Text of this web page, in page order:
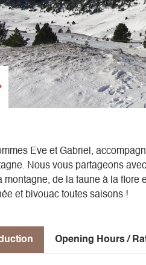
Eve et Gabriel,
Nous vous partageons
montagne, de la faune à la flore
et bivouac toutes saisons !
Opening Hours /